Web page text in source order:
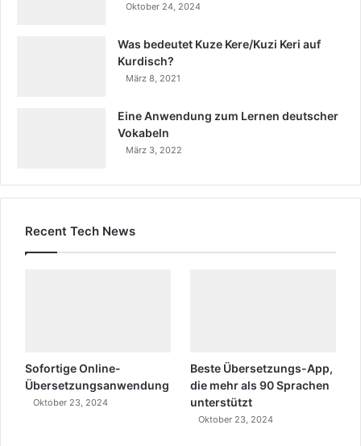
Oktober 24, 2024
Was bedeutet Kuze Kere/Kuzi Keri auf
Kurdisch?
März 8, 2021
Eine Anwendung zum Lernen deutscher
Vokabeln
März 3, 2022
Recent Tech News
Sofortige Online-
Übersetzungsanwendung
Oktober 23, 2024
Beste Übersetzungs-App,
die mehr als 90 Sprachen
unterstützt
Oktober 23, 2024